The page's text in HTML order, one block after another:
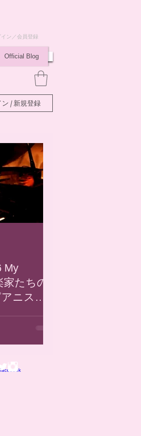
イン／会員登録
Official Blog
ン / 新規登録
My
たちの
ニスト